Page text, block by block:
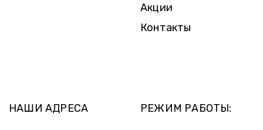
Акции
Контакты
НАШИ АДРЕСА РЕЖИМ РАБОТЫ: